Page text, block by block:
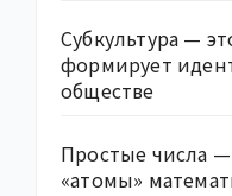
Субкультура —
формирует
обществе
Простые числа
«атомы»